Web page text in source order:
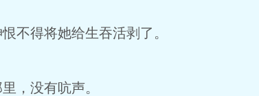
不得将她给生吞活剥了。
，没有吭声。